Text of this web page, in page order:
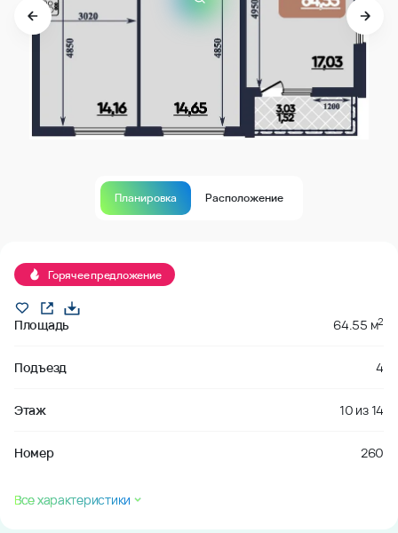
Планировка Расположение
Горячее предложение
Площадь 64.55 м2
Подъезд 4
Этаж 10 из14
Номер 260
Все характеристики